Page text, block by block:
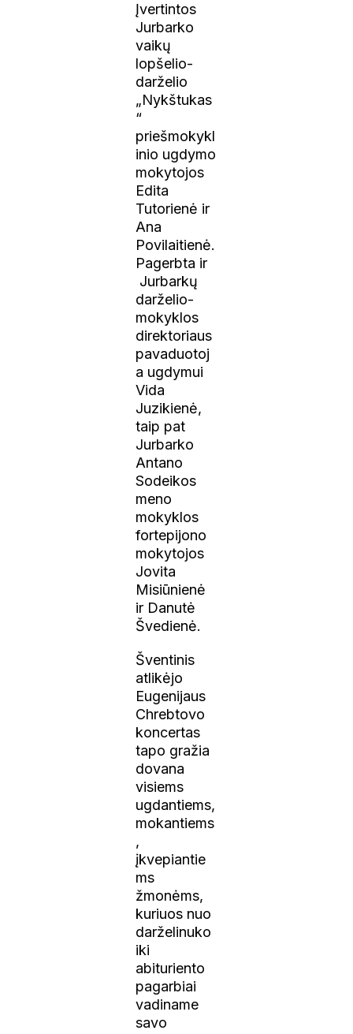
Įvertintos
Jurbarko
vaikų
lopšelio-
darželio
„Nykštukas
“
priešmokykl
inio ugdymo
mokytojos
Edita
Tutorienė ir
Ana
Povilaitienė.
Pagerbta ir
Jurbarkų
darželio-
mokyklos
direktoriaus
pavaduotoj
a ugdymui
Vida
Juzikienė,
taip pat
Jurbarko
Antano
Sodeikos
meno
mokyklos
fortepijono
mokytojos
Jovita
Misiūnienė
ir Danutė
Švedienė.
Šventinis
atlikėjo
Eugenijaus
Chrebtovo
koncertas
tapo gražia
dovana
visiems
ugdantiems,
mokantiems
,
įkvepiantie
ms
žmonėms,
kuriuos nuo
darželinuko
iki
abituriento
pagarbiai
vadiname
savo